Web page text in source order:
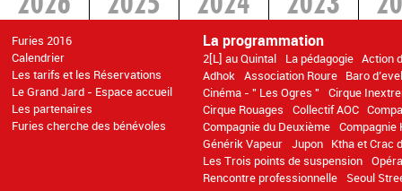
2026 2025 2024 2023
2016
Furies 2016
Calendrier
Les tarifs et les Réservations
Le Grand Jard - Espace accueil
Les partenaires
Furies cherche des bénévoles
La programmation
2[L] au Quintal La pédagogie Action
Adhok
Association Roure Baro
Cinéma - " Les Ogres "
Cirque
Cirque Rouages
Collectif AOC
Compagnie du Deuxième Compagnie
Générik Vapeur Jupon Ktha et Crac
Les Trois points de suspension
Rencontre professionnelle
Seoul
>2014